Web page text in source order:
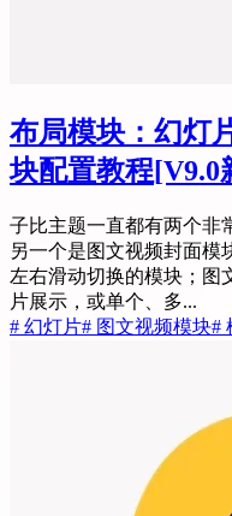
布局模块：幻灯
块配置教程[V9.0
子比主题一直都有两个非
另一个是图文视频封面模
左右滑动切换的模块；图
片展示，或单个、多...
# 幻灯片# 图文视频模块#